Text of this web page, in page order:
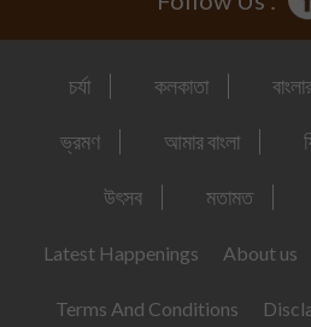
চর্যা কলকাতা
ভ্রমণ আমার বাংলা
উৎসব মতামত
Latest Happenings About us
Terms And Conditions